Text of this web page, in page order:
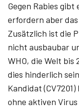
Gegen Rabies
erfordern aber
Zusätzlich ist die
nicht ausbaubar
WHO, die Welt
dies hinderlich
Kandidat
ohne aktiven